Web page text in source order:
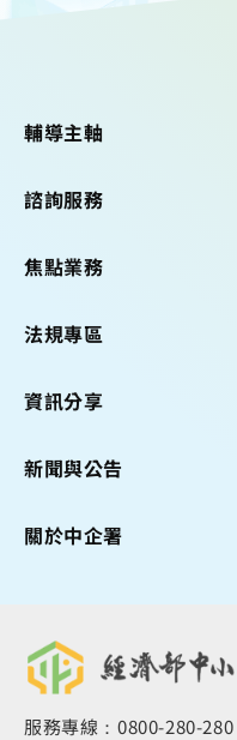
輔導主軸
諮詢服務
焦點業務
法規專區
資訊分享
新聞與公告
關於中企署
服務專線：0800-280-